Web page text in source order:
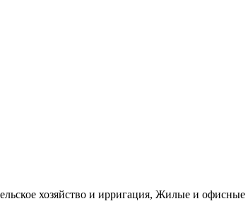
хозяйство и ирригация, Жилые и